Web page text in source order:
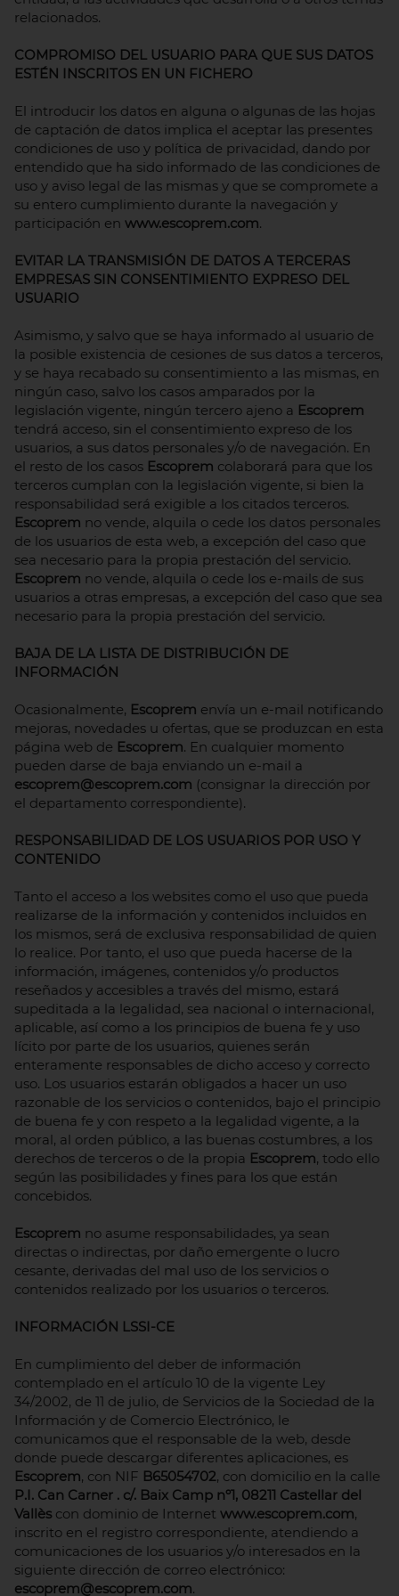
relacionados.
COMPROMISO DEL USUARIO PARA QUE SUS DATOS
ESTÉN INSCRITOS EN UN FICHERO
El introducir los datos en alguna o algunas de las hojas
de captación de datos implica el aceptar las presentes
condiciones de uso y política de privacidad, dando por
entendido que ha sido informado de las condiciones de
uso y aviso legal de las mismas y que se compromete a
su entero cumplimiento durante la navegación y
participación enwww.escoprem.com.
EVITAR LA TRANSMISIÓN DE DATOS A TERCERAS
EMPRESAS SIN CONSENTIMIENTO EXPRESO DEL
USUARIO
Asimismo, y salvo que se haya informado al usuario de
la posible existencia de cesiones de sus datos a terceros,
y se haya recabado su consentimiento a las mismas, en
ningún caso, salvo los casos amparados por la
legislación vigente, ningún tercero ajeno a Escoprem
tendrá acceso, sin el consentimiento expreso de los
usuarios, a sus datos personales y/o de navegación. En
el resto de los casos Escoprem colaborará para que los
terceros cumplan con la legislación vigente, si bien la
responsabilidad será exigible a los citados terceros.
Escoprem no vende, alquila o cede los datos personales
de los usuarios de esta web, a excepción del caso que
sea necesario para la propia prestación del servicio.
Escoprem no vende, alquila o cede los e-mails de sus
usuarios a otras empresas, a excepción del caso que sea
necesario para la propia prestación del servicio.
BAJA DE LA LISTA DE DISTRIBUCIÓN DE
INFORMACIÓN
Ocasionalmente, Escoprem envía un e-mail notificando
mejoras, novedades u ofertas, que se produzcan en esta
página web de Escoprem. En cualquier momento
pueden darse de baja enviando un e-mail a
escoprem@escoprem.com (consignar la dirección por
el departamento correspondiente).
RESPONSABILIDAD DE LOS USUARIOS POR USO Y
CONTENIDO
Tanto el acceso a los websites como el uso que pueda
realizarse de la información y contenidos incluidos en
los mismos, será de exclusiva responsabilidad de quien
lo realice. Por tanto, el uso que pueda hacerse de la
información, imágenes, contenidos y/o productos
reseñados y accesibles a través del mismo, estará
supeditada a la legalidad, sea nacional o internacional,
aplicable, así como a los principios de buena fe y uso
lícito por parte de los usuarios, quienes serán
enteramente responsables de dicho acceso y correcto
uso. Los usuarios estarán obligados a hacer un uso
razonable de los servicios o contenidos, bajo el principio
de buena fe y con respeto a la legalidad vigente, a la
moral, al orden público, a las buenas costumbres, a los
derechos de terceros o de la propia Escoprem, todo ello
según las posibilidades y fines para los que están
concebidos.
Escoprem no asume responsabilidades, ya sean
directas o indirectas, por daño emergente o lucro
cesante, derivadas del mal uso de los servicios o
contenidos realizado por los usuarios o terceros.
INFORMACIÓN LSSI-CE
En cumplimiento del deber de información
contemplado en el artículo 10 de la vigente Ley
34/2002, de 11 de julio, de Servicios de la Sociedad de la
Información y de Comercio Electrónico, le
comunicamos que el responsable de la web, desde
donde puede descargar diferentes aplicaciones, es
Escoprem, con NIF B65054702, con domicilio en la calle
P.I. Can Carner . c/. Baix Camp nº1, 08211 Castellar del
Vallès con dominio de Internetwww.escoprem.com,
inscrito en el registro correspondiente, atendiendo a
comunicaciones de los usuarios y/o interesados en la
siguiente dirección de correo electrónico:
escoprem@escoprem.com.